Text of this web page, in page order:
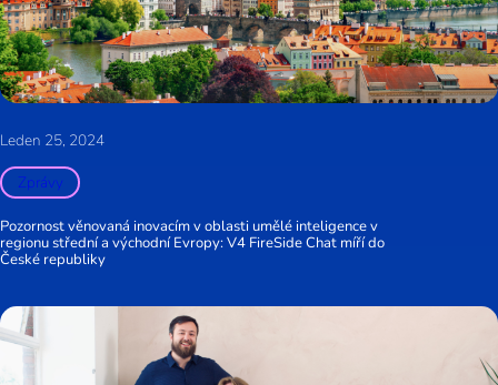
Leden 25, 2024
Zprávy
Pozornost věnovaná inovacím v oblasti umělé inteligence v
regionu střední a východní Evropy: V4 FireSide Chat míří do
České republiky